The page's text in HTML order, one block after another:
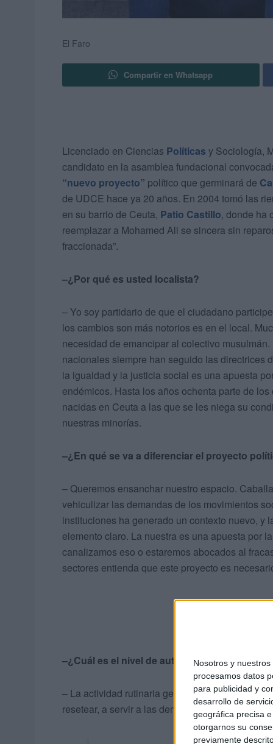
Nosotros y nuestros
procesamos datos
para publicidad y
desarrollo de
geográfica precisa
otorgarnos su
previamente
El Faro
Compartir en Whatsapp
Licenciado en Ciencias Políticas y Sociología,
candidato en la asamblea fundacional
“nuevo proyecto” político que germinará de
de UDCE hace ya 20 años. En 2004 tomó las
en su barrio de Ceuta, Patio Castillo, donde ha
reemplazar a Mohamed Ali se sincera sin
fraccionada”.
–¿Por qué es usted localista?
– Yo soy partidario de que el ciudadano
los cambios son más notorios es en el local.
necesidad de emancipar al colectivo
nacionales siempre han seguido las directrices
la igualdad y la justicia social es una apuesta
endémicos. Hasta los años ochenta parte de
nacidas en Ceuta a las que se les niega su
nuestras minorías.
–¿En qué se va a diferenciar el proyecto
– Queremos ensanchar nuestro espacio.
vehiculizar las demandas de los movimientos
instituciones ha generado un contexto nuevo, y
elemento claro. La nuestra es una apuesta por
canalizamos eso o estaremos abocados al
sectores entienda que este proyecto es
–¿Cuál es el nivel de autocrítica?
– La actividad rutinaria genera unos tics que te
resetear, a servir a las demandas de la